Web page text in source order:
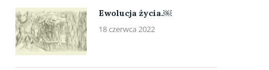
Ewolucja życia.￼
18 czerwca 2022